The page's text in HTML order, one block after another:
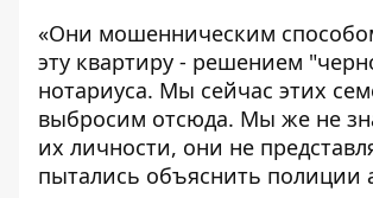
«Они мошенническим
эту квартиру - решением
нотариуса. Мы сейчас этих
выбросим отсюда. Мы же не
их личности, они не
пытались объяснить полиции